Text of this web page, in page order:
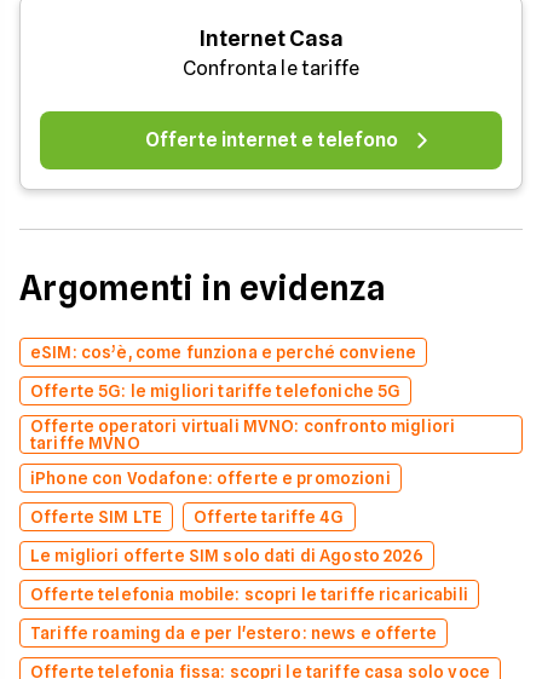
Internet Casa
Confronta le tariffe
Offerte internet e telefono
Argomenti in evidenza
eSIM: cos’è, come funziona e perché conviene
Offerte 5G: le migliori tariffe telefoniche 5G
Offerte operatori virtuali MVNO: confronto migliori
tariffe MVNO
iPhone con Vodafone: offerte e promozioni
Offerte SIM LTE
Offerte tariffe 4G
Le migliori offerte SIM solo dati di Agosto 2026
Offerte telefonia mobile: scopri le tariffe ricaricabili
Tariffe roaming da e per l'estero: news e offerte
Offerte telefonia fissa: scopri le tariffe casa solo voce